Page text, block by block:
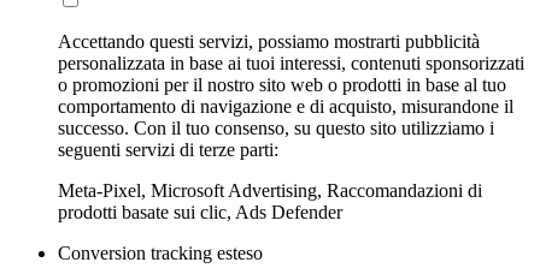
Accettando questi servizi, possiamo mostrarti pubblicità
personalizzata in base ai tuoi interessi, contenuti sponsorizzati
o promozioni per il nostro sito web o prodotti in base al tuo
comportamento di navigazione e di acquisto, misurandone il
successo. Con il tuo consenso, su questo sito utilizziamo i
seguenti servizi di terze parti:
Meta-Pixel, Microsoft Advertising, Raccomandazioni di
prodotti basate sui clic, Ads Defender
Conversion tracking esteso